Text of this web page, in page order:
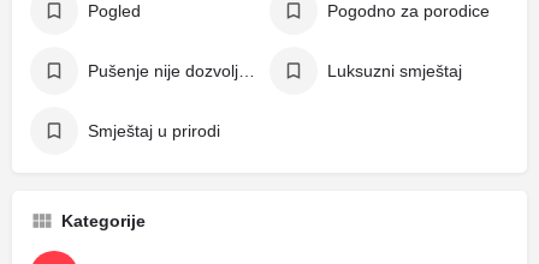
Pogled Pogodno za porodice
Luksuzni smještaj
Smještaj u prirodi
Kategorije